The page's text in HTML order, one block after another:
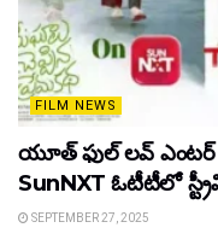
FILM NEWS
యూత్ ఫుల్ లవ్
SunNXT ఓటీటీలో
SEPTEMBER 27, 2025